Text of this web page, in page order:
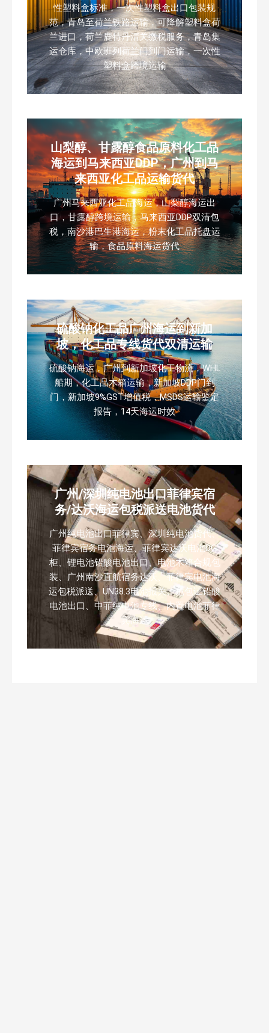
性塑料盒标准，一次性塑料盒出口包装规
范，青岛至荷兰铁路运输，可降解塑料盒荷
兰进口，荷兰鹿特丹清关缴税服务，青岛集
运仓库，中欧班列荷兰门到门运输，一次性
塑料盒跨境运输
山梨醇、甘露醇食品原料化工品
海运到马来西亚DDP，广州到马
来西亚化工品运输货代
广州马来西亚化工品海运，山梨醇海运出
口，甘露醇跨境运输，马来西亚DDP双清包
税，南沙港巴生港海运，粉末化工品托盘运
输，食品原料海运货代
硫酸钠化工品广州海运到新加
坡，化工品专线货代双清运输
硫酸钠海运，广州到新加坡化工物流，WHL
船期，化工品木箱运输，新加坡DDP门到
门，新加坡9%GST增值税，MSDS运输鉴定
报告，14天海运时效
广州/深圳纯电池出口菲律宾宿
务/达沃海运包税派送电池货代
广州纯电池出口菲律宾、深圳纯电池货代、
菲律宾宿务电池海运、菲律宾达沃电池DG
柜、锂电池铅酸电池出口、电池木箱合规包
装、广州南沙直航宿务达沃、菲律宾电池海
运包税派送、UN38.3电池报关、危包证铅酸
电池出口、中菲纯电池专线、内置电池菲律
宾海运